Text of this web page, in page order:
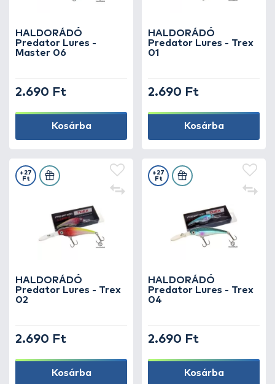
HALDORÁDÓ
Predator Lures -
Master 06
2.690 Ft
Kosárba
HALDORÁDÓ
Predator Lures - Trex
01
2.690 Ft
Kosárba
HALDORÁDÓ
Predator Lures - Trex
02
+27
Ft
2.690 Ft
Kosárba
HALDORÁDÓ
Predator Lures - Trex
04
+27
Ft
2.690 Ft
Kosárba